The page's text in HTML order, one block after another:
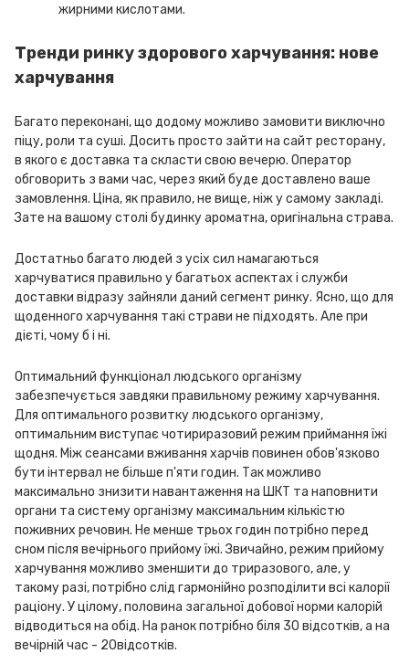
жирними кислотами.
Тренди ринку здорового харчування: нове
харчування
Багато переконані, що додому можливо замовити виключно
піцу, роли та суші. Досить просто зайти на сайт ресторану,
в якого є доставка та скласти свою вечерю. Оператор
обговорить з вами час, через який буде доставлено ваше
замовлення. Ціна, як правило, не вище, ніж у самому закладі.
Зате на вашому столі будинку ароматна, оригінальна страва.
Достатньо багато людей з усіх сил намагаються
харчуватися правильно у багатьох аспектах і служби
доставки відразу зайняли даний сегмент ринку. Ясно, що для
щоденного харчування такі страви не підходять. Але при
дієті, чому б і ні.
Оптимальний функціонал людського організму
забезпечується завдяки правильному режиму харчування.
Для оптимального розвитку людського організму,
оптимальним виступає чотириразовий режим приймання їжі
щодня. Між сеансами вживання харчів повинен обов'язково
бути інтервал не більше п'яти годин. Так можливо
максимально знизити навантаження на ШКТ та наповнити
органи та систему організму максимальним кількістю
поживних речовин. Не менше трьох годин потрібно перед
сном після вечірнього прийому їжі. Звичайно, режим прийому
харчування можливо зменшити до триразового, але, у
такому разі, потрібно слід гармонійно розподілити всі калорії
раціону. У цілому, половина загальної добової норми калорій
відводиться на обід. На ранок потрібно біля 30 відсотків, а на
вечірній час - 20відсотків.